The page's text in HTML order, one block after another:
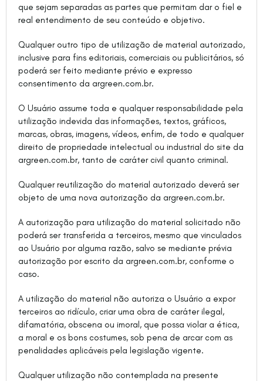
que sejam separadas as partes que permitam dar o fiel e
real entendimento de seu conteúdo e objetivo.
Qualquer outro tipo de utilização de material autorizado,
inclusive para fins editoriais, comerciais ou publicitários, só
poderá ser feito mediante prévio e expresso
consentimento da argreen.com.br.
O Usuário assume toda e qualquer responsabilidade pela
utilização indevida das informações, textos, gráficos,
marcas, obras, imagens, vídeos, enfim, de todo e qualquer
direito de propriedade intelectual ou industrial do site da
argreen.com.br, tanto de caráter civil quanto criminal.
Qualquer reutilização do material autorizado deverá ser
objeto de uma nova autorização da argreen.com.br.
A autorização para utilização do material solicitado não
poderá ser transferida a terceiros, mesmo que vinculados
ao Usuário por alguma razão, salvo se mediante prévia
autorização por escrito da argreen.com.br, conforme o
caso.
A utilização do material não autoriza o Usuário a expor
terceiros ao ridículo, criar uma obra de caráter ilegal,
difamatória, obscena ou imoral, que possa violar a ética,
a moral e os bons costumes, sob pena de arcar com as
penalidades aplicáveis pela legislação vigente.
Qualquer utilização não contemplada na presente